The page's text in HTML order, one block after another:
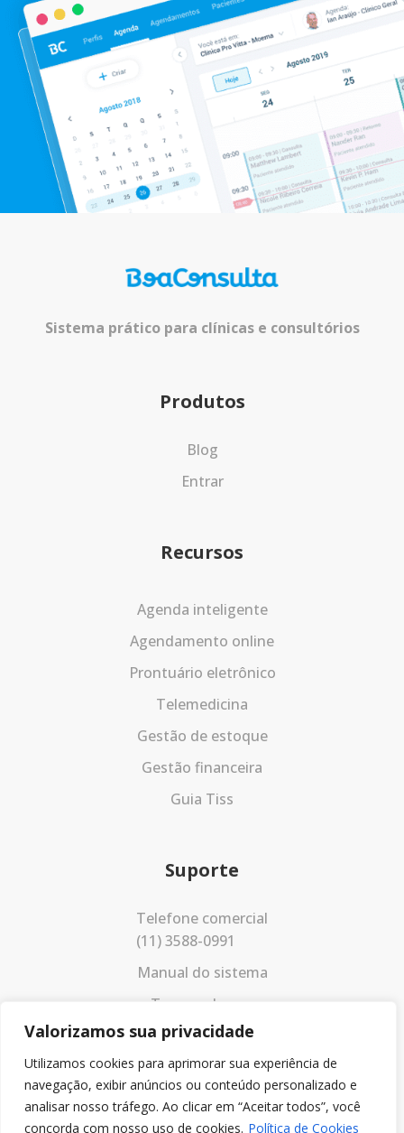
Valorizamos sua privacidade
Utilizamos cookies para aprimorar sua experiência de
navegação, exibir anúncios ou conteúdo personalizado e
analisar nosso tráfego. Ao clicar em “Aceitar todos”, você
concorda com nosso uso de cookies. Política de Cookies
Sistema prático para clínicas e consultórios
Produtos
Blog
Entrar
Recursos
Agenda inteligente
Agendamento online
Prontuário eletrônico
Telemedicina
Gestão de estoque
Gestão financeira
Guia Tiss
Suporte
Telefone comercial
(11) 3588-0991
Manual do sistema
Termos de uso
Política de privacidade